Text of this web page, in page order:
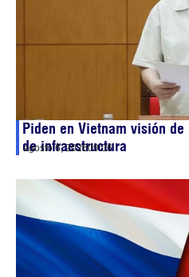
Piden en Vietnam visión
de infraestructura
agosto 6, 202609:06